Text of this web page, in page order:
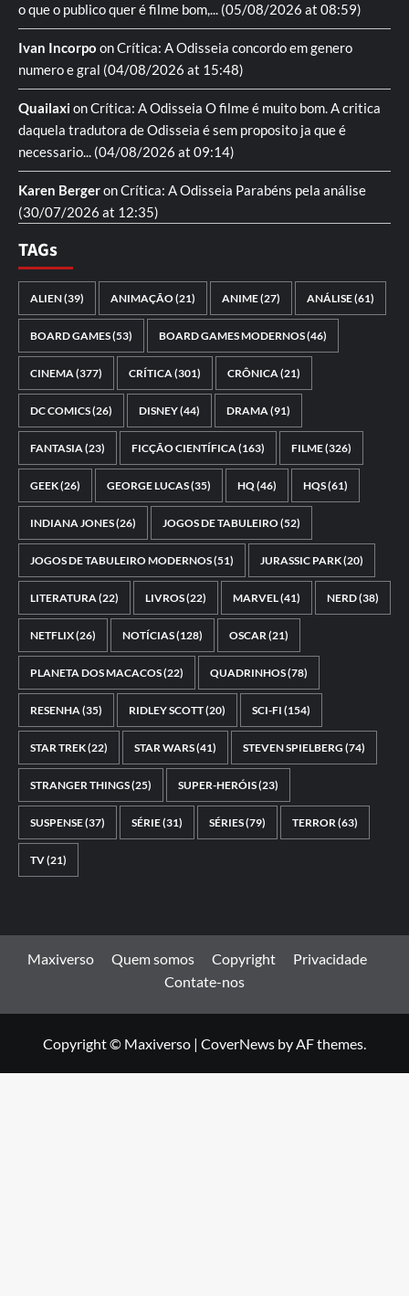
o que o publico quer é filme bom,... (05/08/2026 at 08:59)
Ivan Incorpo onCrítica: A Odisseia concordo em genero
numero e gral (04/08/2026 at 15:48)
QuailaxionCrítica: A Odisseia O filme é muito bom. A critica
daquela tradutora de Odisseia é sem proposito ja que é
necessario... (04/08/2026 at 09:14)
Karen BergeronCrítica: A Odisseia Parabéns pela análise
(30/07/2026 at 12:35)
TAGs
ALIEN(39) ANIMAÇÃO(21) ANIME(27) ANÁLISE(61)
BOARD GAMES(53) BOARD GAMES MODERNOS(46)
CINEMA(377) CRÍTICA(301) CRÔNICA(21)
DC COMICS(26) DISNEY(44) DRAMA(91)
FANTASIA(23) FICÇÃO CIENTÍFICA(163) FILME(326)
GEEK(26) GEORGE LUCAS(35) HQ(46) HQS(61)
INDIANA JONES(26) JOGOS DE TABULEIRO(52)
JOGOS DE TABULEIRO MODERNOS(51) JURASSIC PARK(20)
LITERATURA(22) LIVROS(22) MARVEL(41) NERD(38)
NETFLIX(26) NOTÍCIAS(128) OSCAR(21)
PLANETA DOS MACACOS(22) QUADRINHOS(78)
RESENHA(35) RIDLEY SCOTT(20) SCI-FI (154)
STAR TREK(22) STAR WARS(41) STEVEN SPIELBERG (74)
STRANGER THINGS(25) SUPER-HERÓIS(23)
SUSPENSE(37) SÉRIE(31) SÉRIES(79) TERROR(63)
TV(21)
Maxiverso Quem somos Copyright
Privacidade
Contate-nos
Copyright © Maxiverso | CoverNews by AF themes.